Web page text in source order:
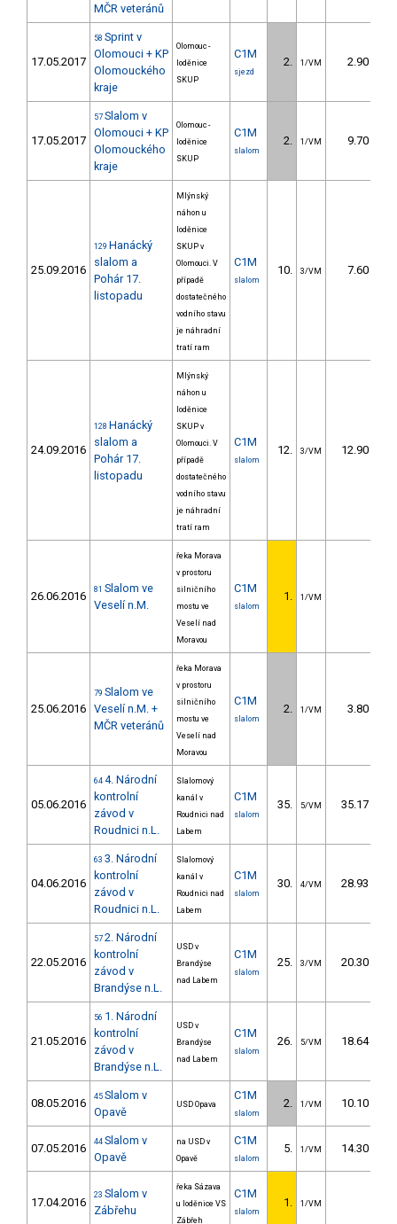
MČR veteránů
17.05.2017
58 Sprint v
Olomouci + KP
Olomouckého
kraje
Olomouc -
loděnice
SKUP
C1M
sjezd
2. 1/VM 2.90
17.05.2017
57 Slalom v
Olomouci + KP
Olomouckého
kraje
Olomouc -
loděnice
SKUP
C1M
slalom
2. 1/VM 9.70
25.09.2016
129 Hanácký
slalom a
Pohár 17.
listopadu
Mlýnský
náhon u
loděnice
SKUP v
Olomouci. V
případě
dostatečného
vodního stavu
je náhradní
tratí ram
C1M
slalom
10. 3/VM 7.60
24.09.2016
128 Hanácký
slalom a
Pohár 17.
listopadu
Mlýnský
náhon u
loděnice
SKUP v
Olomouci. V
případě
dostatečného
vodního stavu
je náhradní
tratí ram
C1M
slalom
12. 3/VM 12.90
26.06.2016 81 Slalom ve
Veselí n.M.
řeka Morava
v prostoru
silničního
mostu ve
Veselí nad
Moravou
C1M
slalom
1. 1/VM
25.06.2016
79 Slalom ve
Veselí n.M. +
MČR veteránů
řeka Morava
v prostoru
silničního
mostu ve
Veselí nad
Moravou
C1M
slalom
2. 1/VM 3.80
05.06.2016
64 4. Národní
kontrolní
závod v
Roudnici n.L.
Slalomový
kanál v
Roudnici nad
Labem
C1M
slalom
35. 5/VM 35.17
04.06.2016
63 3. Národní
kontrolní
závod v
Roudnici n.L.
Slalomový
kanál v
Roudnici nad
Labem
C1M
slalom
30. 4/VM 28.93
22.05.2016
57 2. Národní
kontrolní
závod v
Brandýse n.L.
USD v
Brandýse
nad Labem
C1M
slalom
25. 3/VM 20.30
21.05.2016
56 1. Národní
kontrolní
závod v
Brandýse n.L.
USD v
Brandýse
nad Labem
C1M
slalom
26. 5/VM 18.64
08.05.2016 45 Slalom v
Opavě
USD Opava
C1M
slalom
2. 1/VM 10.10
07.05.2016 44 Slalom v
Opavě
na USD v
Opavě
C1M
slalom
5. 1/VM 14.30
17.04.2016
23 Slalom v
Zábřehu
řeka Sázava
u loděnice VS
Zábřeh
C1M
slalom
1. 1/VM